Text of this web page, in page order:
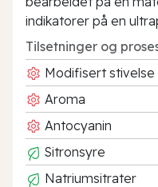
indikatorer på en
Tilsetninger og
Modifisert stivelse
Aroma
Antocyanin
Sitronsyre
Natriumsitrater